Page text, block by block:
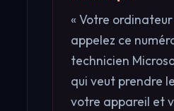
« Votre
appelez ce
technicien
qui veut prendre
votre appareil et